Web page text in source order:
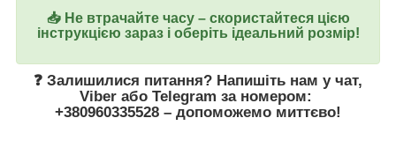
📥 Не втрачайте часу – скористайтеся цією
інструкцією зараз і оберіть ідеальний розмір!
❓ Залишилися питання? Напишіть нам у чат,
Viber або Telegram за номером:
+380960335528 – допоможемо миттєво!